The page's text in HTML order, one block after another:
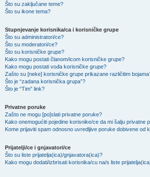
Što su zaključane teme?
Što su ikone tema?
Stupnjevanje korisnika/ca i korisničke grupe
Što su administratori/ce?
Što su moderatori/ce?
Što su korisničke grupe?
Kako mogu postati članom/icom korisničke grupe?
Kako mogu postati vođa korisničke grupe?
Zašto su [neke] korisničke grupe prikazane različitim
Što je “zadana korisnička grupa”?
Što je “Tim” link?
Privatne poruke
Zašto ne mogu [po]slati privatne poruke?
Kako onemogućiti pojedine korisnike/ce da mi šalju privatne
Kome prijaviti spam odnosno uvredljive poruke dobivene od
Prijatelji/ce i gnjavatori/ce
Što su liste prijatelja(ica)/gnjavatora(ica)?
Kako mogu dodati/izbrisati korisnika/cu na/s liste